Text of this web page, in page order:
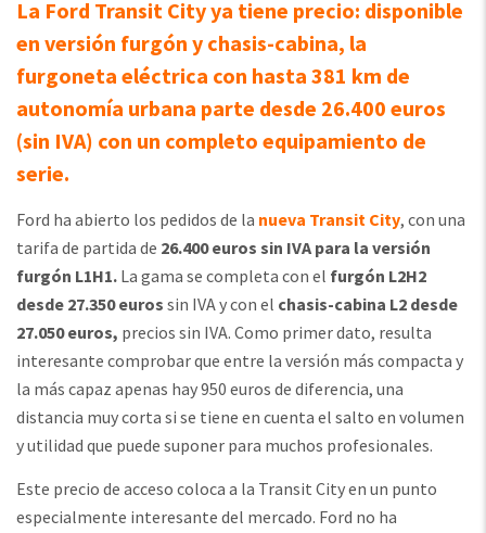
La Ford Transit City ya tiene precio: disponible
en versión furgón y chasis-cabina, la
furgoneta eléctrica con hasta 381 km de
autonomía urbana parte desde 26.400 euros
(sin IVA) con un completo equipamiento de
serie.
Ford ha abierto los pedidos de la nueva Transit City, con una
tarifa de partida de 26.400 euros sin IVA para la versión
furgón L1H1. La gama se completa con el furgón L2H2
desde 27.350 euros sin IVA y con el chasis-cabina L2 desde
27.050 euros, precios sin IVA. Como primer dato, resulta
interesante comprobar que entre la versión más compacta y
la más capaz apenas hay 950 euros de diferencia, una
distancia muy corta si se tiene en cuenta el salto en volumen
y utilidad que puede suponer para muchos profesionales.
Este precio de acceso coloca a la Transit City en un punto
especialmente interesante del mercado. Ford no ha